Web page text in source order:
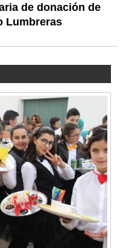
de donación de
Lumbreras